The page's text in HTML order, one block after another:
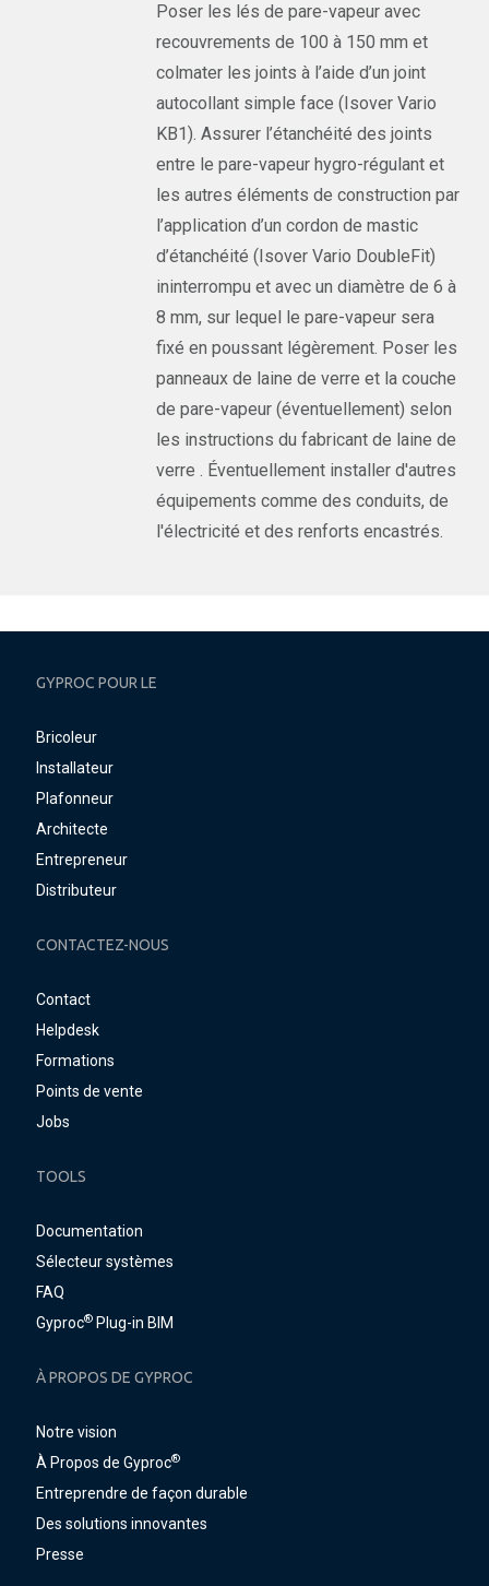
Poser les lés de pare-vapeur avec
recouvrements de 100 à 150 mm et
colmater les joints à l’aide d’un joint
autocollant simple face (Isover Vario
KB1). Assurer l’étanchéité des joints
entre le pare-vapeur hygro-régulant et
les autres éléments de construction par
l’application d’un cordon de mastic
d’étanchéité (Isover Vario DoubleFit)
ininterrompu et avec un diamètre de 6 à
8 mm, sur lequel le pare-vapeur sera
fixé en poussant légèrement. Poser les
panneaux de laine de verre et la couche
de pare-vapeur (éventuellement) selon
les instructions du fabricant de laine de
verre . Éventuellement installer d'autres
équipements comme des conduits, de
l'électricité et des renforts encastrés.
GYPROC POUR LE
Bricoleur
Installateur
Plafonneur
Architecte
Entrepreneur
Distributeur
CONTACTEZ-NOUS
Contact
Helpdesk
Formations
Points de vente
Jobs
TOOLS
Documentation
Sélecteur systèmes
FAQ
Gyproc® Plug-in BIM
À PROPOS DE GYPROC
Notre vision
À Propos de Gyproc®
Entreprendre de façon durable
Des solutions innovantes
Presse